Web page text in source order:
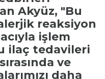
Akyüz, "Bu
reaksiyon
işlem
ilaç tedavileri
ve
daha